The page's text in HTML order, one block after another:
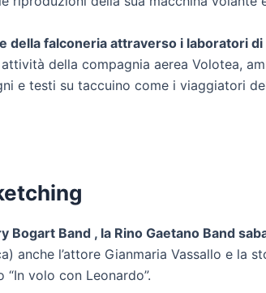
della falconeria attraverso i laboratori di
della compagnia aerea Volotea,
e testi su taccuino come i viaggiatori
Bogart Band , la Rino Gaetano Band
anche l’attore Gianmaria Vassallo e la
volo con Leonardo”.